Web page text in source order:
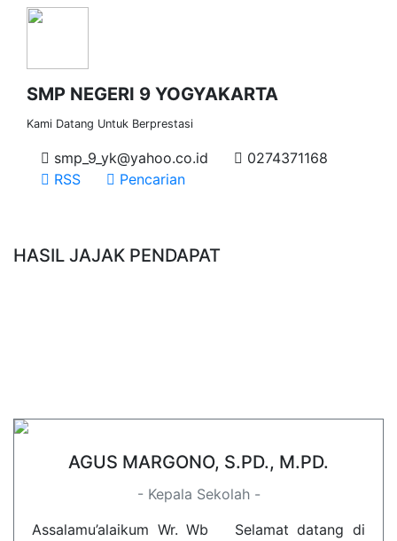
SMP NEGERI 9 YOGYAKARTA
Kami Datang Untuk Berprestasi
smp_9_yk@yahoo.co.id
0274371168
RSS
Pencarian
HASIL JAJAK PENDAPAT
AGUS MARGONO, S.PD., M.PD.
- Kepala Sekolah -
Assalamu’alaikum Wr. Wb Selamat datang di